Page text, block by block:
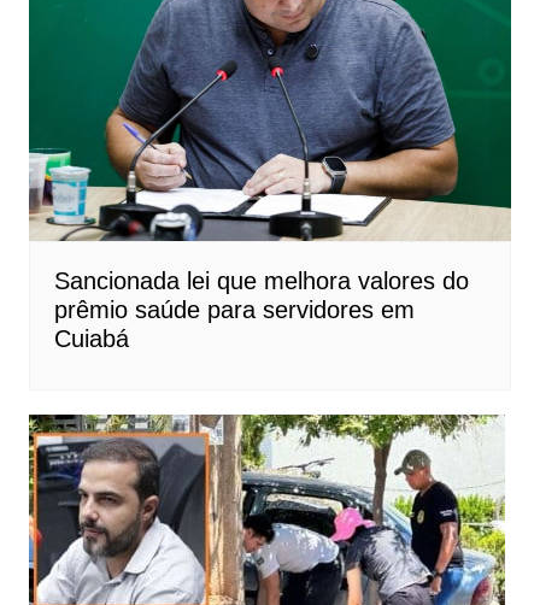
Sancionada lei que melhora valores do
prêmio saúde para servidores em
Cuiabá